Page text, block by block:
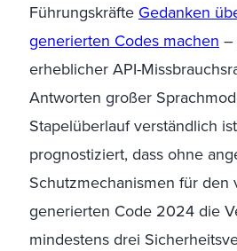
Führungskräfte Gedanken
generierten Codes machen –
erheblicher API-
Antworten großer
Stapelüberlauf verständlich
prognostiziert, dass ohne
Schutzmechanismen für den
generierten Code 2024 die
mindestens drei